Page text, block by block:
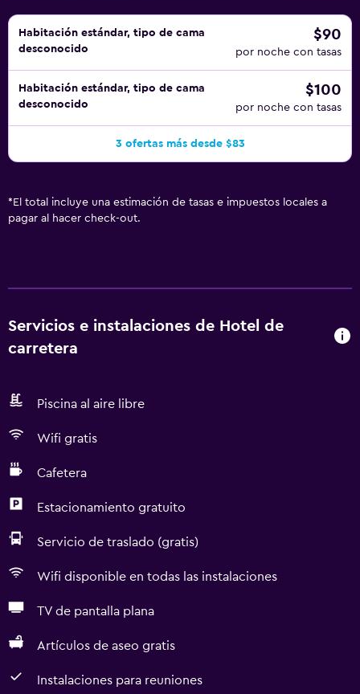
Habitación estándar, tipo de cama
desconocido
$90
por noche con tasas
Habitación estándar, tipo de cama
desconocido
$100
por noche con tasas
3 ofertas más desde $83
* El total incluye una estimación de tasas e impuestos locales a
pagar al hacer check-out.
Servicios e instalaciones de Hotel de
carretera
Piscina al aire libre
Wifi gratis
Cafetera
Estacionamiento gratuito
Servicio de traslado (gratis)
Wifi disponible en todas las instalaciones
TV de pantalla plana
Artículos de aseo gratis
Instalaciones para reuniones